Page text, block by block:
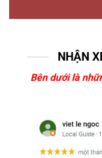
NHẬN
Bên dưới là